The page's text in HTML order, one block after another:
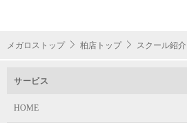
メガロストップ 柏店トップ スクール紹介
サービス
HOME